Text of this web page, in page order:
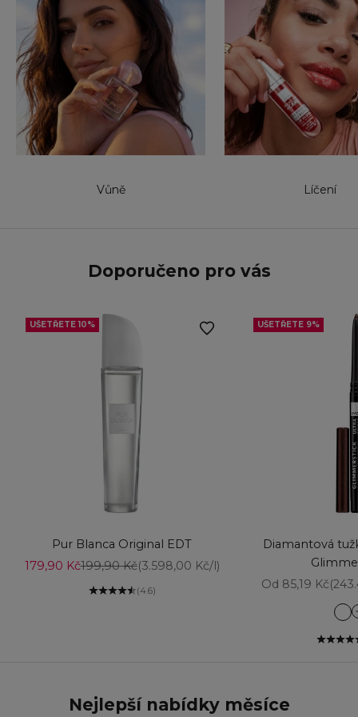
Vůně Líčení
Doporučeno pro vás
UŠETŘETE 10%
Pur Blanca Original EDT
Prodejní cena
179,90 KčBěžná cena
199,90 Kč(3.598,00 Kč/l)
(4.6)
UŠETŘETE 9%
Diamantová
Prodejní cena
Od 85,19 Kč
Nejlepší nabídky měsíce